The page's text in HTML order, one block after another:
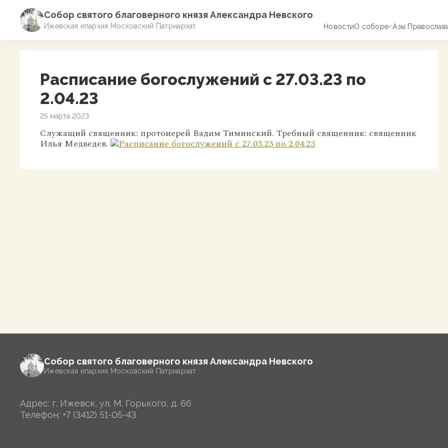
Собор святого благоверного князя Александра Невского
Ижевская епархия Московский Патриархат НовостиО соборе Азы
Расписание богослужений с 27.03.23 по
2.04.23
25 марта 2023
Служащий священник: протоиерей Вадим Тиминский. Требный священник: священник
Илья Медведев.
Собор святого благоверного князя Александра Невского
Ижевская епархия Московский Патриархат
Адрес: г. Ижевск, ул. М. Горького, д. 66
Телефон: +7 (3412) 51-05-43